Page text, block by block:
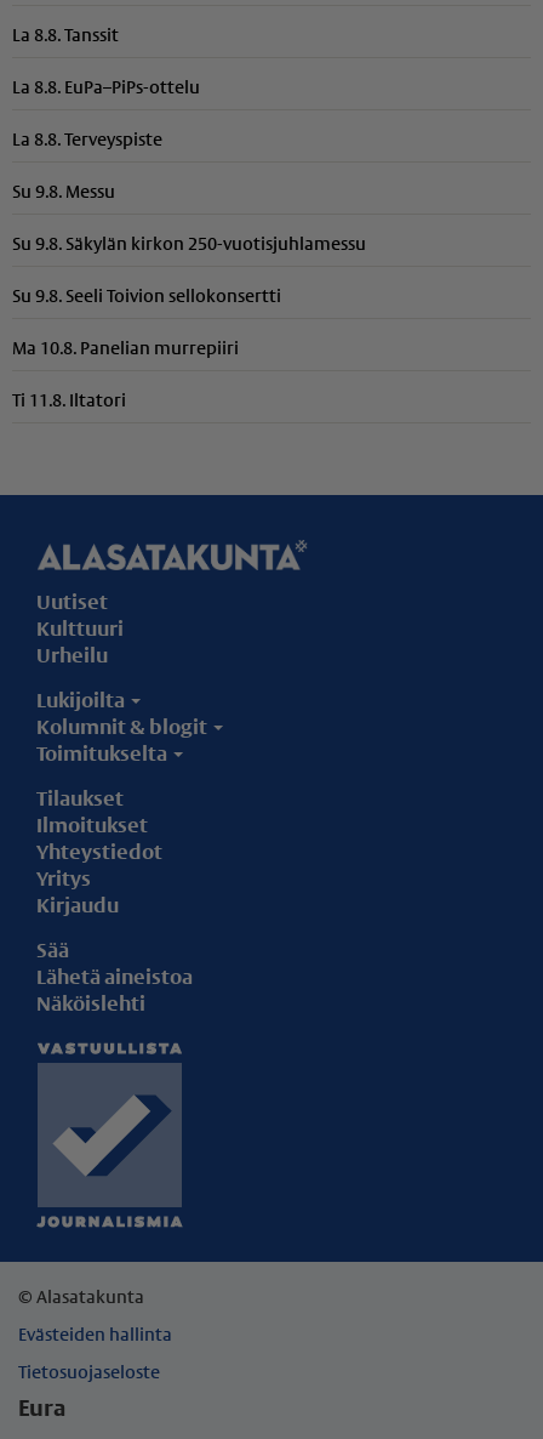
La 8.8. Tanssit
La 8.8. EuPa–PiPs-ottelu
La 8.8. Terveyspiste
Su 9.8. Messu
Su 9.8. Säkylän kirkon 250-vuotisjuhlamessu
Su 9.8. Seeli Toivion sellokonsertti
Ma 10.8. Panelian murrepiiri
Ti 11.8. Iltatori
Uutiset
Kulttuuri
Urheilu
Lukijoilta
Kolumnit & blogit
Toimitukselta
Tilaukset
Ilmoitukset
Yhteystiedot
Yritys
Kirjaudu
Sää
Lähetä aineistoa
Näköislehti
© Alasatakunta
Evästeiden hallinta
Tietosuojaseloste
Eura